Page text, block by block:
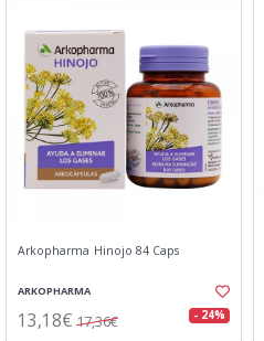
Arkopharma Hinojo 84 Caps
ARKOPHARMA
13,18€ 17,36€ - 24%